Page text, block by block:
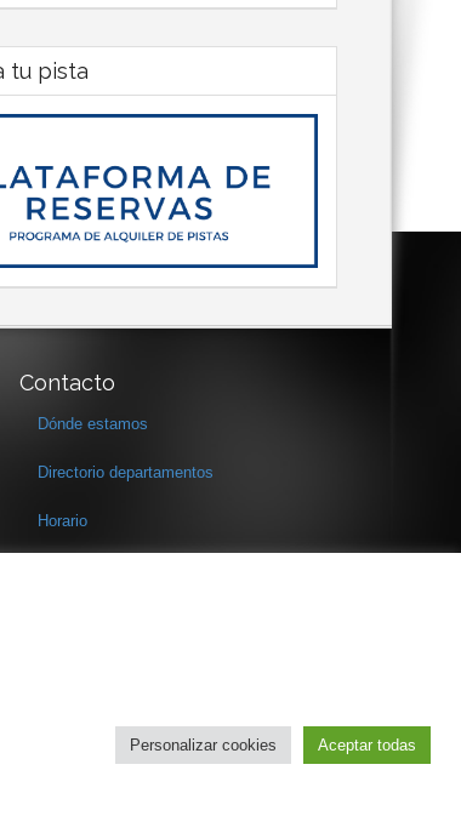
tu pista
Contacto
Dónde estamos
Directorio departamentos
Horario
Personalizar cookies Aceptar todas